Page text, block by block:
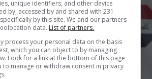
unique identifiers, and other device
by, accessed by and shared with 231
by this site. We and our partners
data. List of partners.
process your personal data on the basis
which you can object to by managing
Look for a link at the bottom of this page
to manage or withdraw consent in privacy